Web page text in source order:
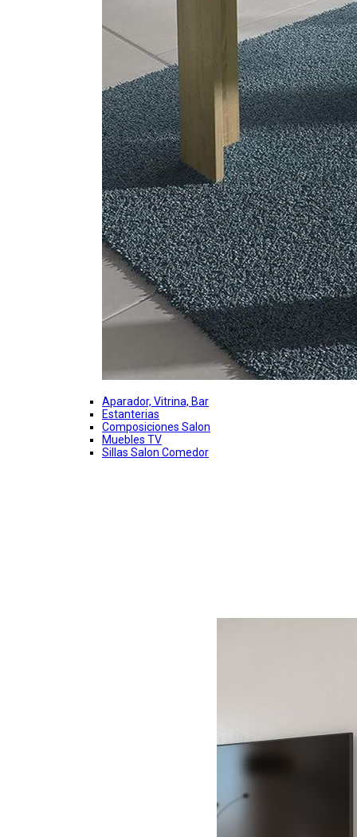
Aparador, Vitrina, Bar
Estanterias
Composiciones Salon
Muebles TV
Sillas Salon Comedor